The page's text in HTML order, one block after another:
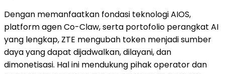
Dengan memanfaatkan fondasi teknologi AIOS,
platform agen Co-Claw, serta portofolio perangkat AI
yang lengkap, ZTE mengubah token menjadi sumber
daya yang dapat dijadwalkan, dilayani, dan
dimonetisasi. Hal ini mendukung pihak operator dan